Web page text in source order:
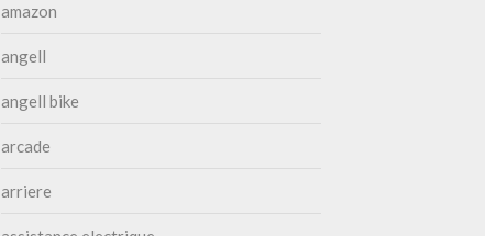
amazon
angell
angell bike
arcade
arriere